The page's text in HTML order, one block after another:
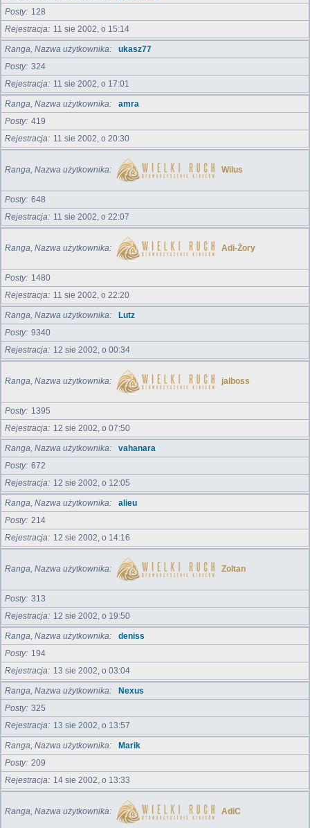
Posty
128
Rejestracja
11 sie 2002, o 15:14
Ranga, Nazwa użytkownika
ukasz77
Posty 324
Rejestracja
11 sie 2002, o 17:01
Ranga, Nazwa użytkownika
amra
Posty 419
Rejestracja
11 sie 2002, o 20:30
Ranga, Nazwa użytkownika Wilus
Posty 648
Rejestracja
11 sie 2002, o 22:07
Ranga, Nazwa użytkownika Adi-Żory
Posty
1480
Rejestracja
11 sie 2002, o 22:20
Ranga, Nazwa użytkownika
Lutz
Posty 9340
Rejestracja
12 sie 2002, o 00:34
Ranga, Nazwa użytkownika jalboss
Posty
1395
Rejestracja
12 sie 2002, o 07:50
Ranga, Nazwa użytkownika
vahanara
Posty 672
Rejestracja
12 sie 2002, o 12:05
Ranga, Nazwa użytkownika
alieu
Posty 214
Rejestracja
12 sie 2002, o 14:16
Ranga, Nazwa użytkownika Zoltan
Posty 313
Rejestracja
12 sie 2002, o 19:50
Ranga, Nazwa użytkownika
deniss
Posty
194
Rejestracja
13 sie 2002, o 03:04
Ranga, Nazwa użytkownika
Nexus
Posty 325
Rejestracja
13 sie 2002, o 13:57
Ranga, Nazwa użytkownika
Marik
Posty 209
Rejestracja
14 sie 2002, o 13:33
Ranga, Nazwa użytkownika AdiC